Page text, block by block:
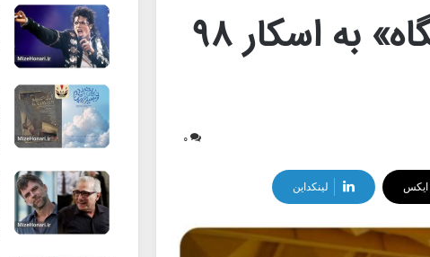
ایرلند با مستند «آسایشگاه» به اسکار ۹۸
۰
ایکس لینکداین